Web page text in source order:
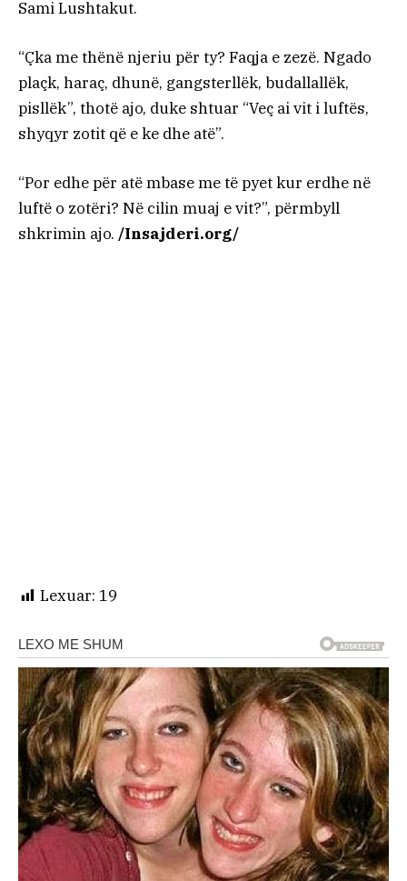
Sami Lushtakut.
“Çka me thënë njeriu për ty? Faqja e zezë. Ngado
plaçk, haraç, dhunë, gangsterllëk, budallallëk,
pisllëk”, thotë ajo, duke shtuar “Veç ai vit i luftës,
shyqyr zotit që e ke dhe atë”.
“Por edhe për atë mbase me të pyet kur erdhe në
luftë o zotëri? Në cilin muaj e vit?”, përmbyll
shkrimin ajo. /Insajderi.org/
Lexuar: 19